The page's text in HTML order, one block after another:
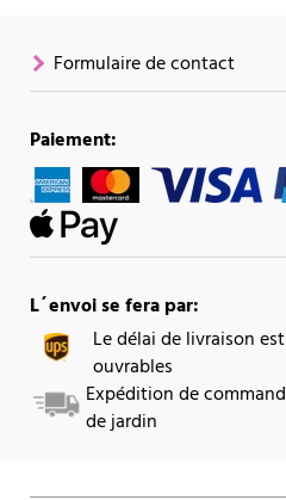
Formulaire de contact
Paiement:
L´envoi se fera par:
Le délai de livraison
ouvrables
Expédition de
de jardin